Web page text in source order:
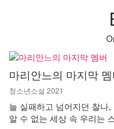
마리안느의 마지막 멤
청소년소설 2021
늘 실패하고 넘어지던 찰나
알 수 없는 세상 속 우리는